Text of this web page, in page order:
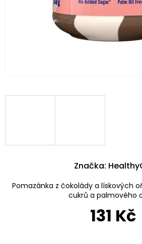
131 Kč
Pomazánka z čokolády a lískových
cukrů a palmového
Značka: